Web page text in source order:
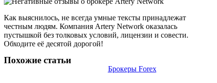
Как выяснилось, не всегда умные тексты принадлежат
честным людям. Компания Artery Network оказалась
пустышкой без толковых условий, лицензии и совести.
Обходите её десятой дорогой!
Похожие статьи
Брокеры Forex